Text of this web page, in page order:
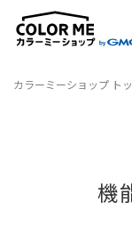
カラーミーショップ ト
機